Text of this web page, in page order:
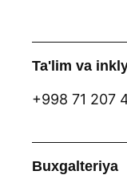
Ta'lim va
+998 71 207
Buxgalteriya